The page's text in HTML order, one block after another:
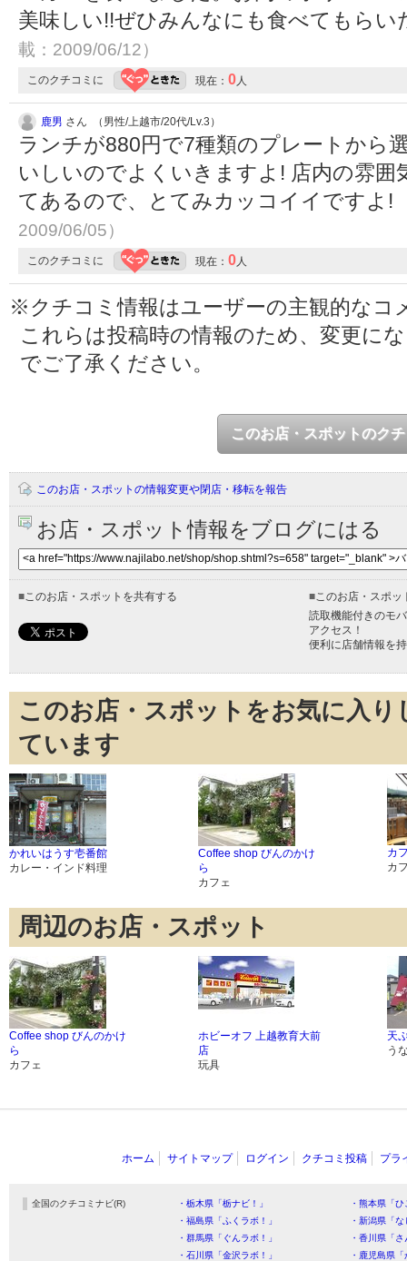
美味しい!!ぜひみんなにも食べてもら
載：2009/06/12）
このクチコミに 現在： 0 人
鹿男 さん （男性/上越市/20代/Lv.3）
ランチが880円で7種類のプレートから
いしいのでよくいきますよ! 店内の雰
てあるので、とてみカッコイイですよ!
2009/06/05）
このクチコミに 現在： 0 人
※クチコミ情報はユーザーの主観的なコ
これらは投稿時の情報のため、変更に
でご了承ください。
このお店・スポットのク
このお店・スポットの情報変更や閉店・移転を報告
お店・スポット情報をブログにはる
■ このお店・スポットを共有する ■ このお店・スポ
読取機能付きのモ
アクセス！
便利に店舗情報を
このお店・スポットをお気に入
ています
かれいはうす壱番館
カレー・インド料理
Coffee shop びんのかけ
ら
カフェ
カ
カ
周辺のお店・スポット
Coffee shop びんのかけ
ら
カフェ
ホビーオフ 上越教育大前
店
玩具
天
う
ホーム サイトマップ ログイン クチコミ投稿 プラ
全国のクチコミナビ(R) ・栃木県「栃ナビ！」
・熊本県「
・福島県「ふくラボ！」
・新潟県「
・群馬県「ぐんラボ！」
・香川県「
・石川県「金沢ラボ！」
・鹿児島県